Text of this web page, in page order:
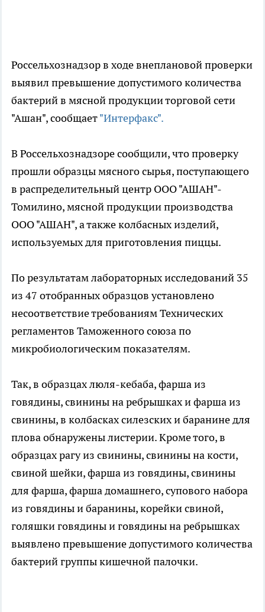
Россельхознадзор в ходе внеплановой проверки
выявил превышение допустимого количества
бактерий в мясной продукции торговой сети
"Ашан", сообщает"Интерфакс".
В Россельхознадзоре сообщили, что проверку
прошли образцы мясного сырья, поступающего
в распределительный центр ООО "АШАН"-
Томилино, мясной продукции производства
ООО "АШАН", а также колбасных изделий,
используемых для приготовления пиццы.
По результатам лабораторных исследований 35
из 47 отобранных образцов установлено
несоответствие требованиям Технических
регламентов Таможенного союза по
микробиологическим показателям.
Так, в образцах люля-кебаба, фарша из
говядины, свинины на ребрышках и фарша из
свинины, в колбасках силезских и баранине для
плова обнаружены листерии. Кроме того, в
образцах рагу из свинины, свинины на кости,
свиной шейки, фарша из говядины, свинины
для фарша, фарша домашнего, супового набора
из говядины и баранины, корейки свиной,
голяшки говядины и говядины на ребрышках
выявлено превышение допустимого количества
бактерий группы кишечной палочки.